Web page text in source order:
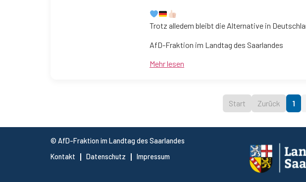
Trotz alledem bleibt die Alternative in
AfD-Fraktion im Landtag des Saarlandes
Mehr lesen
Start Zurück 1
© AfD-Fraktion im Landtag des Saarlandes
Kontakt
Datenschutz Impressum